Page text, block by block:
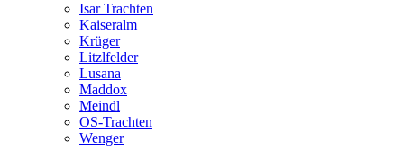
Isar Trachten
Kaiseralm
Krüger
Litzlfelder
Lusana
Maddox
Meindl
OS-Trachten
Wenger